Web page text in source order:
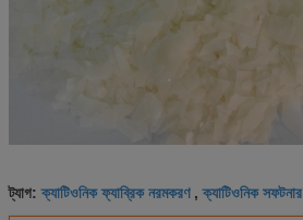
ট্যাগ:ক্যাটিওনিক ফ্যাব্রিক নরমকরণ,ক্যাটিওনিক সফটনার